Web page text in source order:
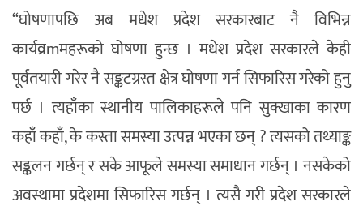
“घोषणापछि अब मधेश प्रदेश सरकारबाट नै विभिन्न
कार्यव्रmमहरूको घोषणा हुन्छ । मधेश प्रदेश सरकारले केही
पूर्वतयारी गरेर नै सङ्कटग्रस्त क्षेत्र घोषणा गर्न सिफारिस गरेको हुनु
पर्छ । त्यहाँका स्थानीय पालिकाहरूले पनि सुक्खाका कारण
कहाँ कहाँ, के कस्ता समस्या उत्पन्न भएका छन् ? त्यसको तथ्याङ्क
सङ्कलन गर्छन् र सके आफूले समस्या समाधान गर्छन् । नसकेको
अवस्थामा प्रदेशमा सिफारिस गर्छन् । त्यसै गरी प्रदेश सरकारले